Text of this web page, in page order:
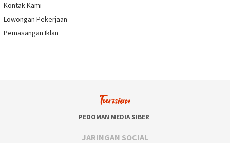
Kontak Kami
Lowongan Pekerjaan
Pemasangan Iklan
PEDOMAN MEDIA SIBER
JARINGAN SOCIAL